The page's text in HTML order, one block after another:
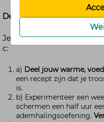
De opdracht
Je mag zelf kiezen welke
c:
a) Deel jouw warme,
een recept zijn dat je
is.
b) Experimenteer een
schermen een half uur
ademhalingsoefening.